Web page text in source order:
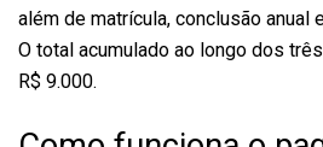
além de matrícula, conclusão anual
O total acumulado ao longo dos
R$ 9.000.